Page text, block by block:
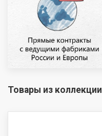
Товары из коллекции